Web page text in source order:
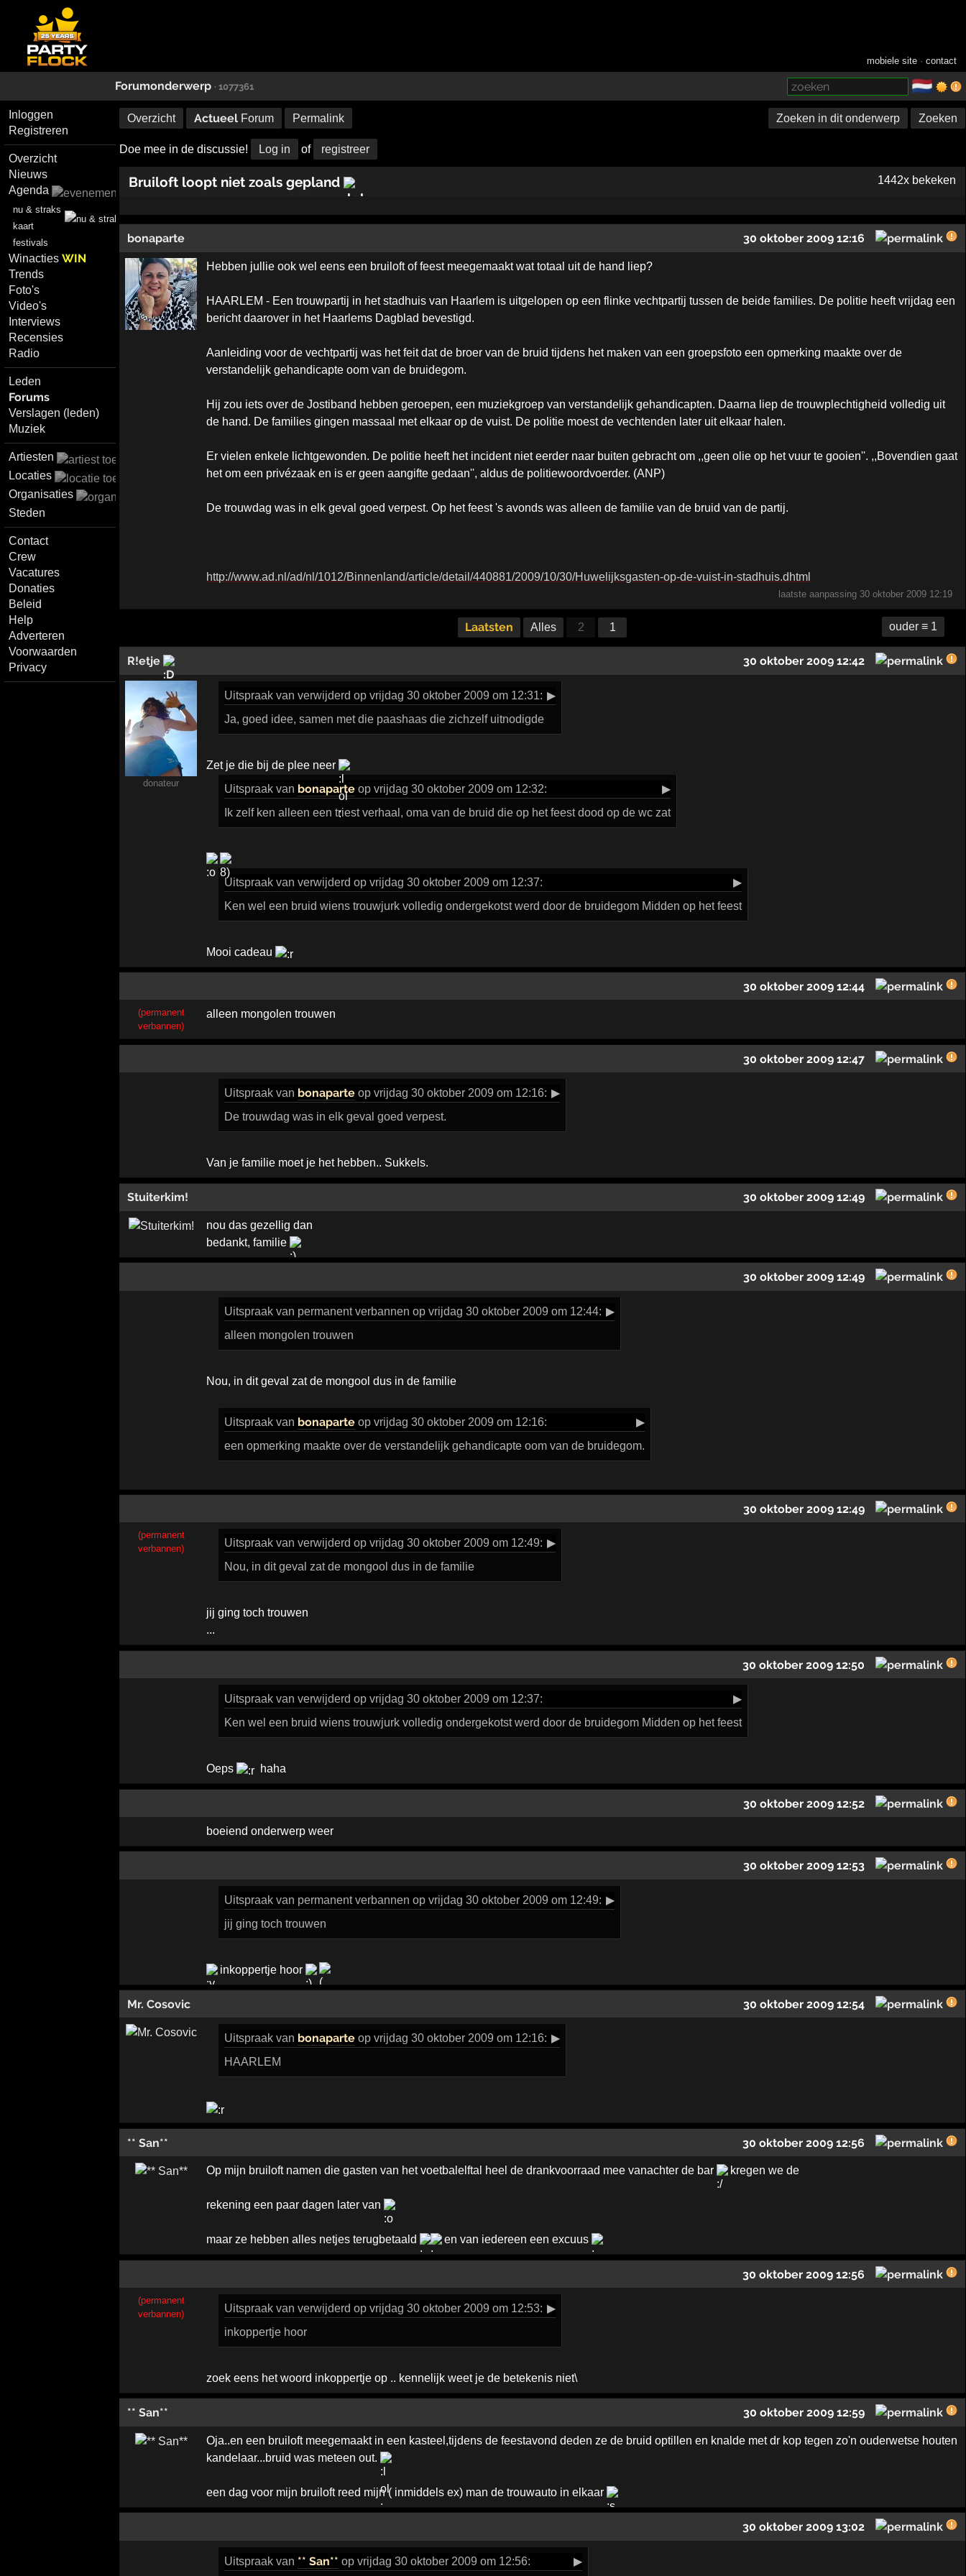
mobiele site ·contact
Forumonderwerp · 1077361 🇳🇱
Inloggen
Registreren
Overzicht
Nieuws
Agenda
nu & straks
kaart
festivals
WinactiesWIN
Trends
Foto's
Video's
Interviews
Recensies
Radio
Leden
Forums
Verslagen (leden)
Muziek
Artiesten
Locaties
Organisaties
Steden
Contact
Crew
Vacatures
Donaties
Beleid
Help
Adverteren
Voorwaarden
Privacy
Overzicht Actueel Forum Permalink Zoeken in dit onderwerp Zoeken
Doe mee in de discussie! Log in of registreer
Bruiloft loopt niet zoals gepland 1442x bekeken
bonaparte 30 oktober 2009 12:16
Hebben jullie ook wel eens een bruiloft of feest meegemaakt wat totaal uit de hand liep?
HAARLEM - Een trouwpartij in het stadhuis van Haarlem is uitgelopen op een flinke vechtpartij tussen de beide families. De politie heeft vrijdag een
bericht daarover in het Haarlems Dagblad bevestigd.
Aanleiding voor de vechtpartij was het feit dat de broer van de bruid tijdens het maken van een groepsfoto een opmerking maakte over de
verstandelijk gehandicapte oom van de bruidegom.
Hij zou iets over de Jostiband hebben geroepen, een muziekgroep van verstandelijk gehandicapten. Daarna liep de trouwplechtigheid volledig uit
de hand. De families gingen massaal met elkaar op de vuist. De politie moest de vechtenden later uit elkaar halen.
Er vielen enkele lichtgewonden. De politie heeft het incident niet eerder naar buiten gebracht om ,,geen olie op het vuur te gooien''. ,,Bovendien gaat
het om een privézaak en is er geen aangifte gedaan'', aldus de politiewoordvoerder. (ANP)
De trouwdag was in elk geval goed verpest. Op het feest 's avonds was alleen de familie van de bruid van de partij.
http://www.ad.nl/ad/nl/1012/Binnenland/article/detail/440881/2009/10/30/Huwelijksgasten-op-de-vuist-in-stadhuis.dhtml
laatste aanpassing 30 oktober 2009 12:19
Laatsten Alles 2 1 ouder ≡ 1
R!etje 30 oktober 2009 12:42
donateur
Uitspraakvan verwijderd op vrijdag 30 oktober 2009 om 12:31: ▶
Ja, goed idee, samen met die paashaas die zichzelf uitnodigde
Zet je die bij de plee neer
Uitspraakvan bonaparteop vrijdag 30 oktober 2009 om 12:32:
▶
Ik zelf ken alleen een triest verhaal, oma van de bruid die op het feest dood op de wc zat
Uitspraakvan verwijderd op vrijdag 30 oktober 2009 om 12:37:
▶
Ken wel een bruid wiens trouwjurk volledig ondergekotst werd door de bruidegom Midden op het feest
Mooi cadeau
30 oktober 2009 12:44
(permanent
verbannen)
alleen mongolen trouwen
30 oktober 2009 12:47
Uitspraakvan bonaparteop vrijdag 30 oktober 2009 om 12:16: ▶
De trouwdag was in elk geval goed verpest.
Van je familie moet je het hebben.. Sukkels.
Stuiterkim! 30 oktober 2009 12:49
nou das gezellig dan
bedankt, familie
30 oktober 2009 12:49
Uitspraakvan permanent verbannen op vrijdag 30 oktober 2009 om 12:44: ▶
alleen mongolen trouwen
Nou, in dit geval zat de mongool dus in de familie
Uitspraakvan bonaparteop vrijdag 30 oktober 2009 om 12:16:
▶
een opmerking maakte over de verstandelijk gehandicapte oom van de bruidegom.
30 oktober 2009 12:49
(permanent
verbannen)
Uitspraakvan verwijderd op vrijdag 30 oktober 2009 om 12:49: ▶
Nou, in dit geval zat de mongool dus in de familie
jij ging toch trouwen
...
30 oktober 2009 12:50
Uitspraakvan verwijderd op vrijdag 30 oktober 2009 om 12:37:
▶
Ken wel een bruid wiens trouwjurk volledig ondergekotst werd door de bruidegom Midden op het feest
Oeps haha
30 oktober 2009 12:52
boeiend onderwerp weer
30 oktober 2009 12:53
Uitspraakvan permanent verbannen op vrijdag 30 oktober 2009 om 12:49: ▶
jij ging toch trouwen
inkoppertje hoor
Mr. Cosovic 30 oktober 2009 12:54
Uitspraakvan bonaparteop vrijdag 30 oktober 2009 om 12:16: ▶
HAARLEM
** San** 30 oktober 2009 12:56
Op mijn bruiloft namen die gasten van het voetbalelftal heel de drankvoorraad mee vanachter de bar kregen we de
rekening een paar dagen later van
maar ze hebben alles netjes terugbetaald en van iedereen een excuus
30 oktober 2009 12:56
(permanent
verbannen)
Uitspraakvan verwijderd op vrijdag 30 oktober 2009 om 12:53: ▶
inkoppertje hoor
zoek eens het woord inkoppertje op .. kennelijk weet je de betekenis niet\
** San** 30 oktober 2009 12:59
Oja..en een bruiloft meegemaakt in een kasteel,tijdens de feestavond deden ze de bruid optillen en knalde met dr kop tegen zo'n ouderwetse houten
kandelaar...bruid was meteen out.
een dag voor mijn bruiloft reed mijn ( inmiddels ex) man de trouwauto in elkaar
30 oktober 2009 13:02
Uitspraakvan ** San** op vrijdag 30 oktober 2009 om 12:56: ▶